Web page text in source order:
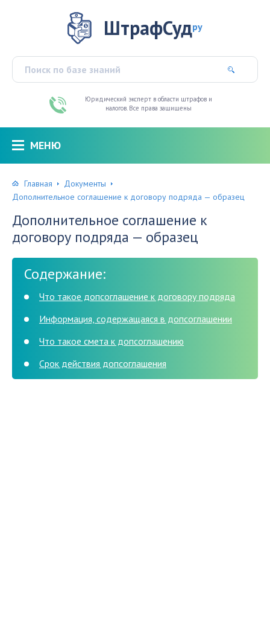
ШтрафСудру
Юридический эксперт в области штрафов и
налогов. Все права защищены
МЕНЮ
Главная
Документы
Дополнительное соглашение к договору подряда — образец
Дополнительное соглашение к
договору подряда — образец
Содержание:
Что такое допсоглашение к договору подряда
Информация, содержащаяся в допсоглашении
Что такое смета к допсоглашению
Срок действия допсоглашения